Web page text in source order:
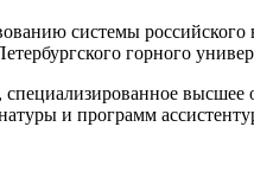
системы российского
горного
высшее
и программ